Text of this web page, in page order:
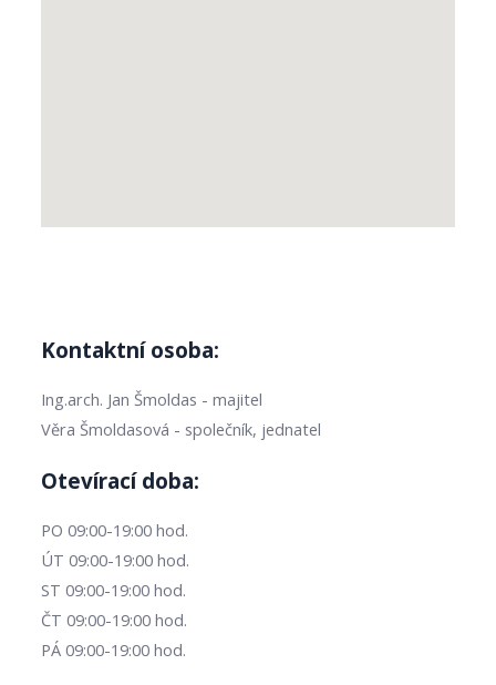
Kontaktní osoba:
Ing.arch. Jan Šmoldas - majitel
Věra Šmoldasová - společník, jednatel
Otevírací doba:
PO 09:00-19:00 hod.
ÚT 09:00-19:00 hod.
ST 09:00-19:00 hod.
ČT 09:00-19:00 hod.
PÁ 09:00-19:00 hod.